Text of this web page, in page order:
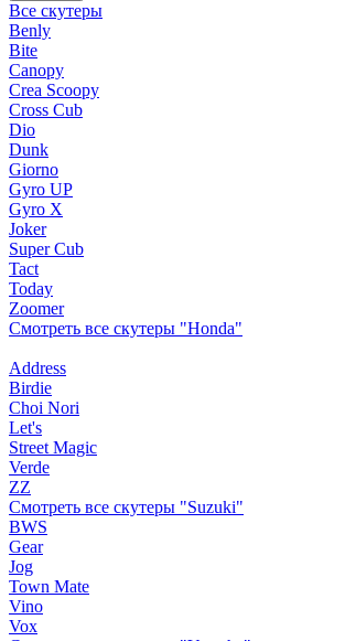
Все скутеры
Benly
Bite
Canopy
Crea Scoopy
Cross Cub
Dio
Dunk
Giorno
Gyro UP
Gyro X
Joker
Super Cub
Tact
Today
Zoomer
Смотреть все скутеры "Honda"
Address
Birdie
Choi Nori
Let's
Street Magic
Verde
ZZ
Смотреть все скутеры "Suzuki"
BWS
Gear
Jog
Town Mate
Vino
Vox